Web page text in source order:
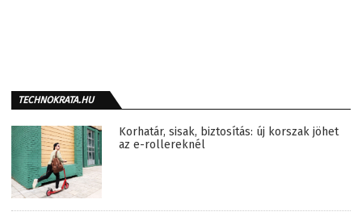
TECHNOKRATA.HU
Korhatár, sisak, biztosítás: új korszak jöhet
az e-rollereknél